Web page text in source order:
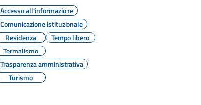
Accesso all'informazione
Comunicazione istituzionale
Residenza
Tempo libero
Termalismo
Trasparenza amministrativa
Turismo